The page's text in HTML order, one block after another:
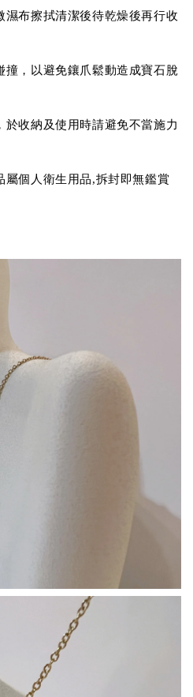
布擦拭清潔後待乾燥後再行收
，以避免鑲爪鬆動造成寶石脫
收納及使用時請避免不當施力
個人衛生用品,拆封即無鑑賞